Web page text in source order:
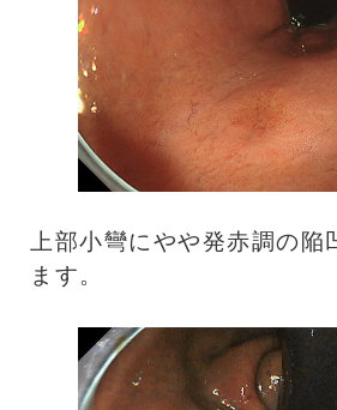
上部小彎にやや発赤調の陥
ます。